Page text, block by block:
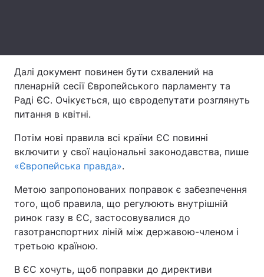
Тема оформлення
Далі документ повинен бути схвалений на
пленарній сесії Європейського парламенту та
Раді ЄС. Очікується, що євродепутати розглянуть
питання в квітні.
Потім нові правила всі країни ЄС повинні
включити у свої національні законодавства, пише
«Європейська правда».
Метою запропонованих поправок є забезпечення
того, щоб правила, що регулюють внутрішній
ринок газу в ЄС, застосовувалися до
газотранспортних ліній між державою-членом і
третьою країною.
В ЄС хочуть, щоб поправки до директиви